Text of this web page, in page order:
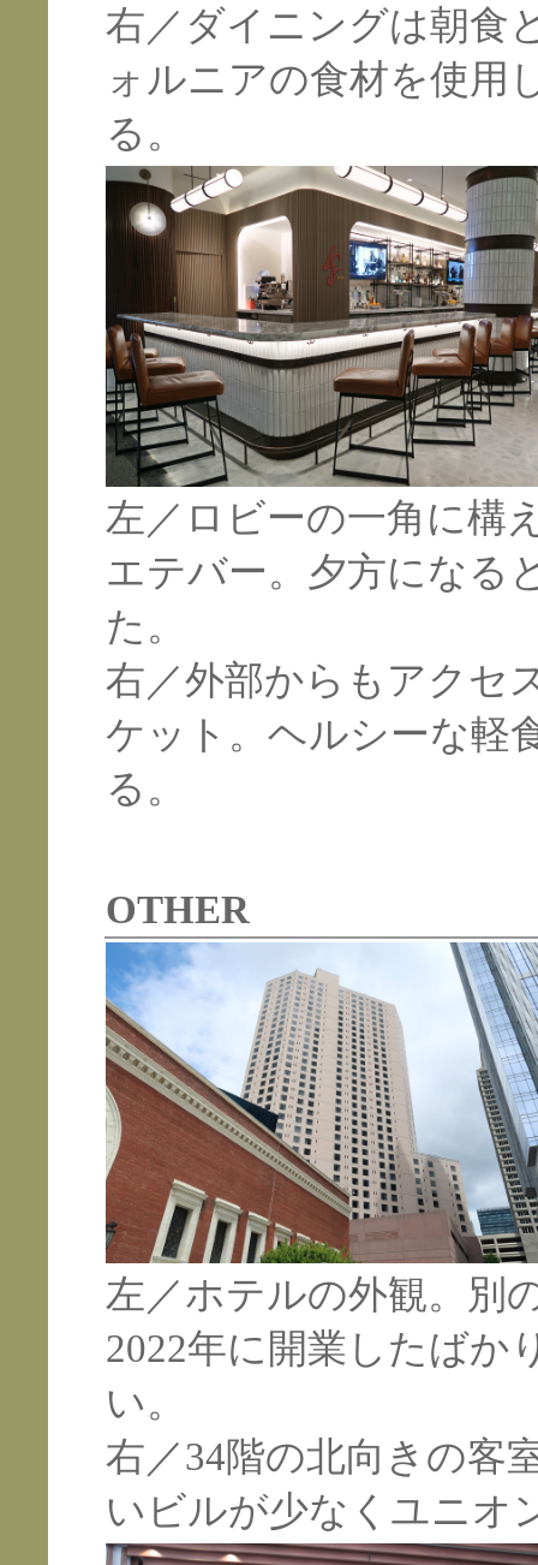
右／ダイニングは朝食
ォルニアの食材を使用
る。
左／ロビーの一角に構
エテバー。夕方になる
た。
右／外部からもアクセ
ケット。ヘルシーな軽
る。
OTHER
左／ホテルの外観。別
2022年に開業したばか
い。
右／34階の北向きの客
いビルが少なくユニオ